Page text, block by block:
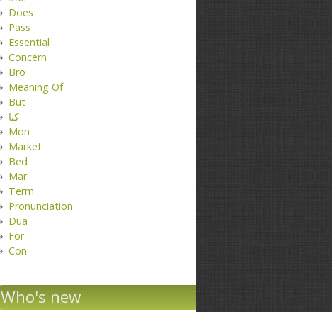
Does
Pass
Essential
Concern
Bro
Meaning Of
But
کتا
Mon
Market
Bed
Mar
Term
Pronunciation
Dua
For
Con
Who's new